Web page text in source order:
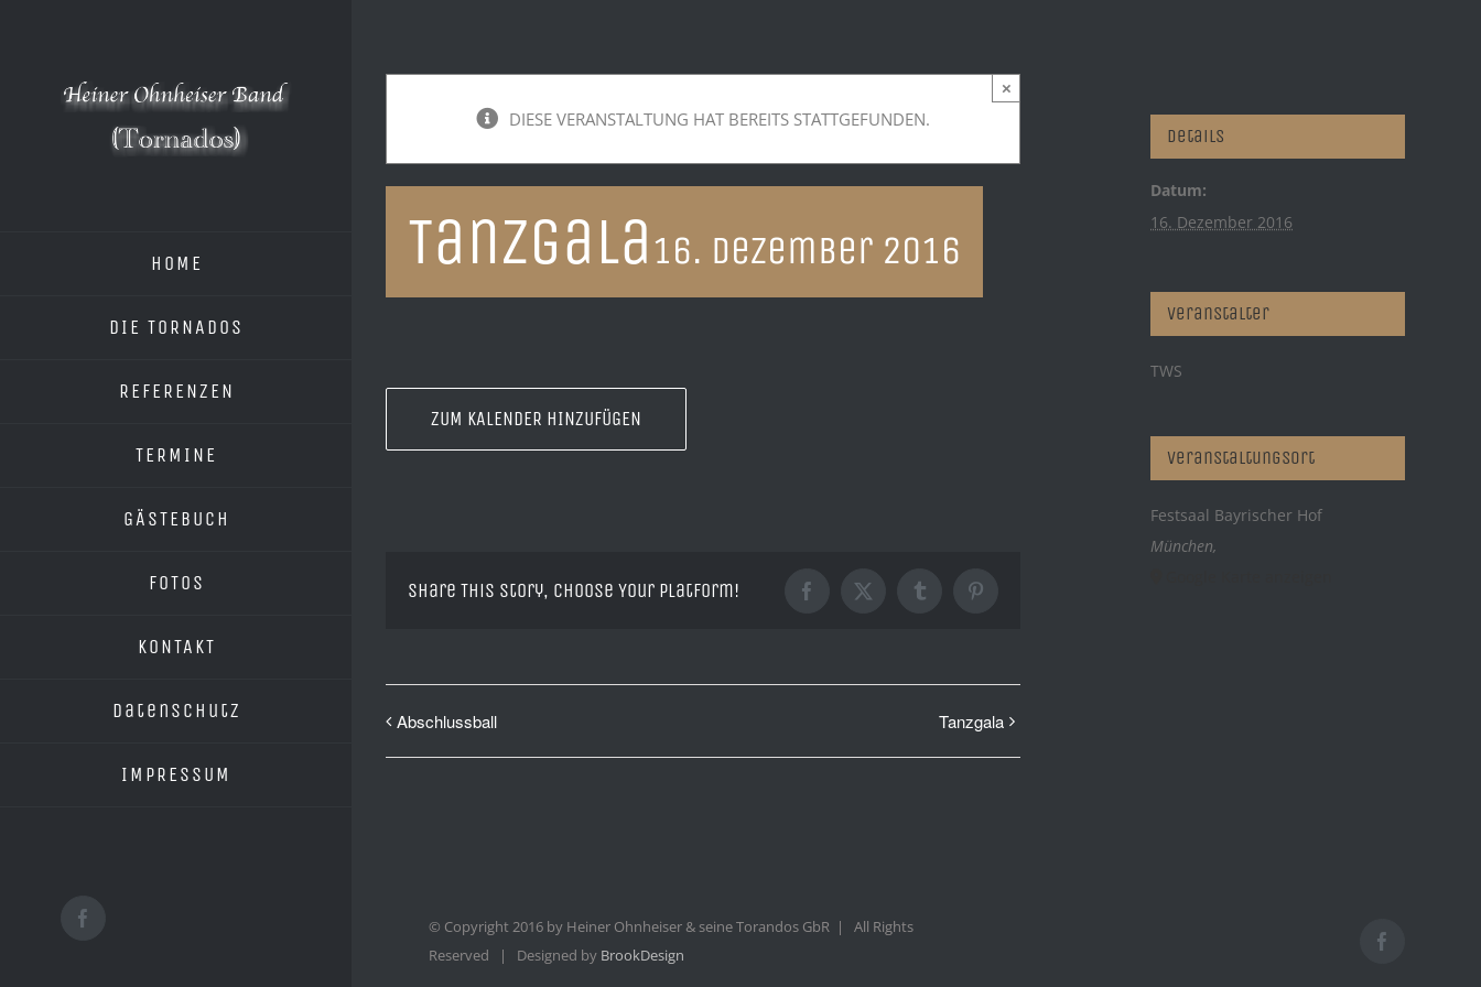
HOME
DIE TORNADOS
REFERENZEN
TERMINE
GÄSTEBUCH
FOTOS
KONTAKT
Datenschutz
IMPRESSUM
Facebook
DIESE VERANSTALTUNG HAT BEREITS STATTGEFUNDEN.
×
Tanzgala16. Dezember 2016
ZUM KALENDER HINZUFÜGEN
Share This Story, Choose Your Platform! Facebook
X TumblrPinterest
Abschlussball Tanzgala
Details
Datum:
16. Dezember 2016
Veranstalter
TWS
Veranstaltungsort
Festsaal Bayrischer Hof
München,
© Copyright 2016 by Heiner Ohnheiser & seine Torandos GbR | All Rights
Reserved | Designed by BrookDesign Facebook